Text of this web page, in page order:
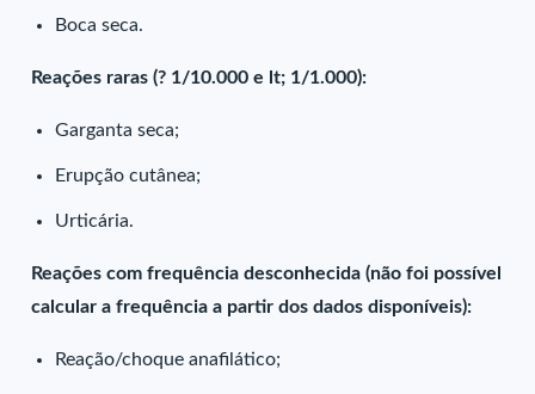
Boca seca.
Reações raras (? 1/10.000 e lt; 1/1.000):
Garganta seca;
Erupção cutânea;
Urticária.
Reações com frequência desconhecida (não foi possível
calcular a frequência a partir dos dados disponíveis):
Reação/choque anafilático;